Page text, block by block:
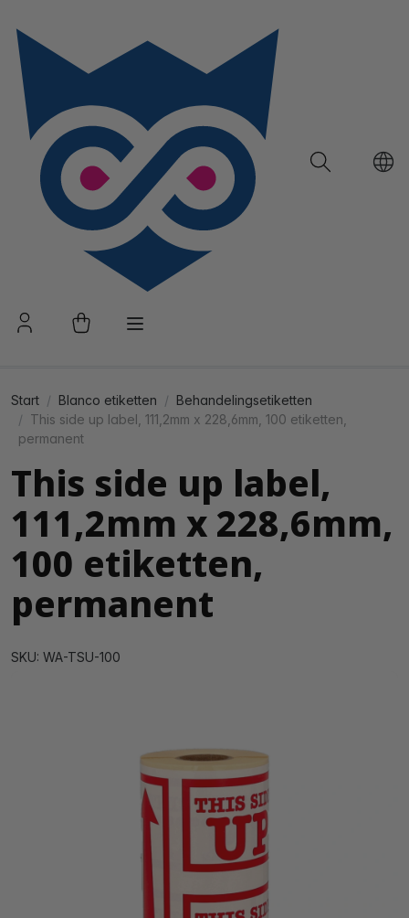
Start Blanco etiketten
Behandelingsetiketten
This side up label, 111,2mm x 228,6mm, 100 etiketten,
permanent
This side up label,
111,2mm x 228,6mm,
100 etiketten,
permanent
SKU: WA-TSU-100